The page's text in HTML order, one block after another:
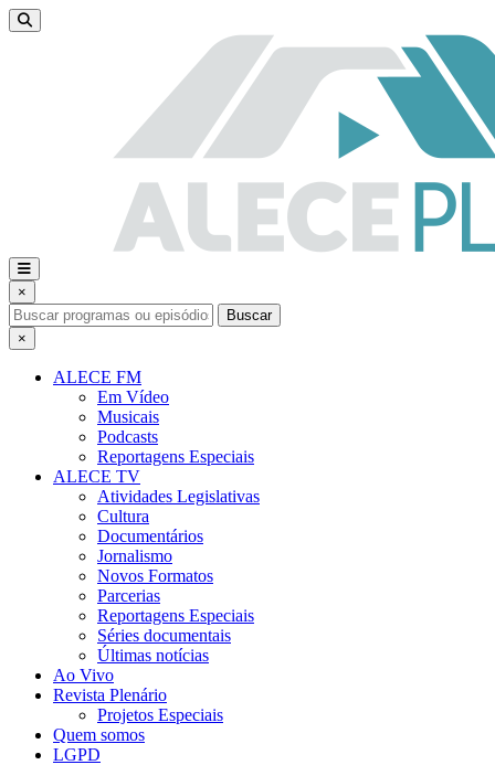
×
Buscar
×
ALECE FM
Em Vídeo
Musicais
Podcasts
Reportagens Especiais
ALECE TV
Atividades Legislativas
Cultura
Documentários
Jornalismo
Novos Formatos
Parcerias
Reportagens Especiais
Séries documentais
Últimas notícias
Ao Vivo
Revista Plenário
Projetos Especiais
Quem somos
LGPD